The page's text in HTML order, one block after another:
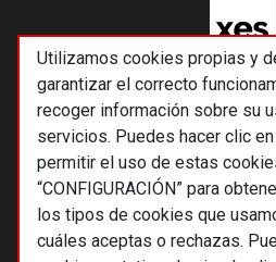
Utilizamos cookies propias y
garantizar el correcto
recoger información sobre su
servicios. Puedes hacer clic en
permitir el uso de estas
“CONFIGURACIÓN” para
los tipos de cookies que
cuáles aceptas o rechazas.